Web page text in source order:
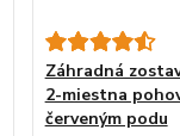
Záhradná
2-miestna
červeným podu